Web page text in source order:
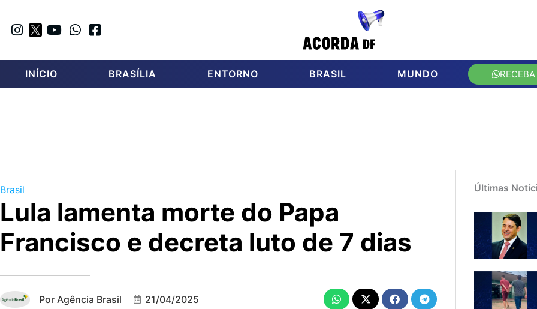
INÍCIO BRASÍLIA ENTORNO BRASIL MUNDO
Brasil
Lula lamenta morte do Papa
Francisco e decreta luto de 7 dias
Por Agência Brasil 21/04/2025
Últimas